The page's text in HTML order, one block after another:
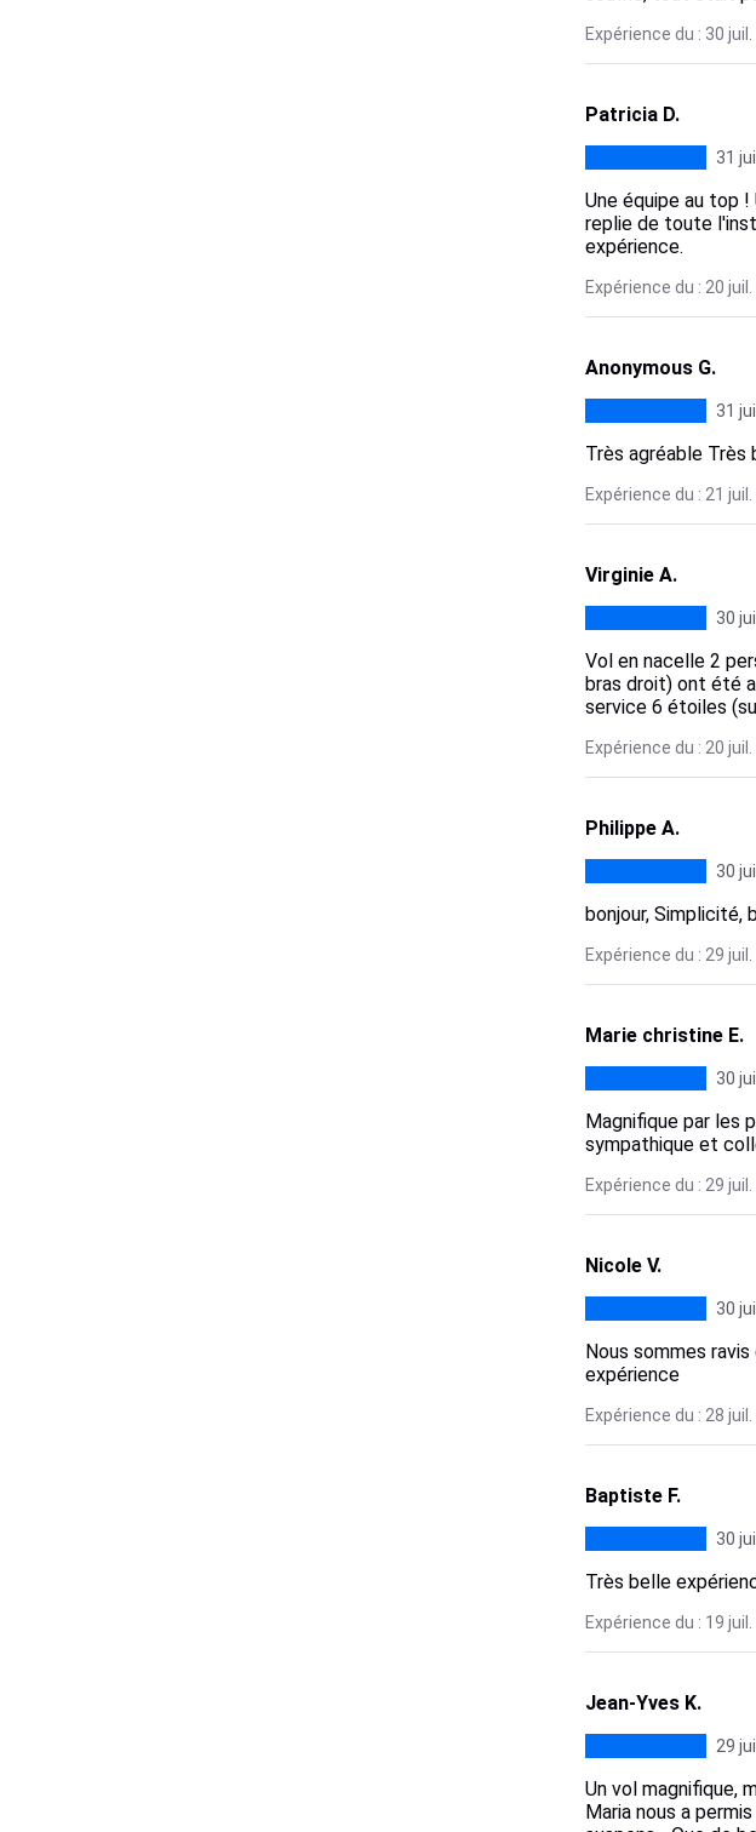
Expérience du : 30
Patricia D.
31
Une équipe au top
replie de toute
expérience.
Expérience du : 20
Anonymous G.
31
Très agréable Très
Expérience du : 21
Virginie A.
30
Vol en nacelle 2
bras droit) ont été
service 6 étoiles
Expérience du : 20
Philippe A.
30
bonjour, Simplicité,
Expérience du : 29
Marie christine E.
30
Magnifique par les
sympathique et
Expérience du : 29
Nicole V.
30
Nous sommes
expérience
Expérience du : 28
Baptiste F.
30
Très belle
Expérience du : 19
Jean-Yves K.
29
Un vol magnifique,
Maria nous a